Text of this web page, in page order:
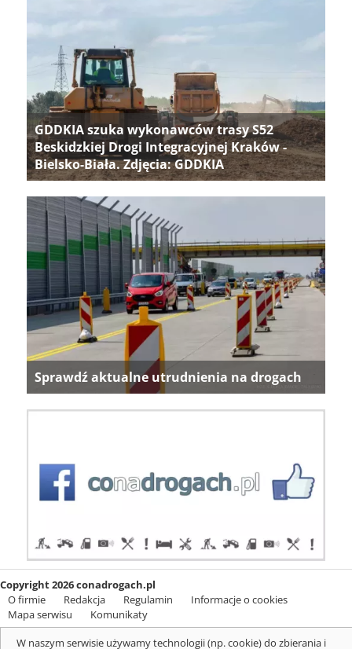
GDDKIA szuka wykonawców trasy S52
Beskidzkiej Drogi Integracyjnej Kraków -
Bielsko-Biała. Zdjęcia: GDDKIA
Sprawdź aktualne utrudnienia na drogach
Copyright 2026 conadrogach.pl
O firmie
Redakcja Regulamin
Informacje o cookies
Mapa serwisu
Komunikaty
W naszym serwisie używamy technologii (np. cookie) do zbierania i